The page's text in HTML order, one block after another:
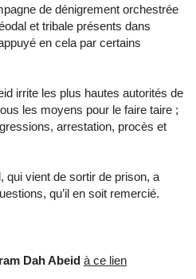
de dénigrement orchestrée
et tribale présents dans
en cela par certains
irrite les plus hautes autorités de
les moyens pour le faire taire ;
arrestation, procès et
qui vient de sortir de prison, a
qu’il en soit remercié.
Dah Abeid à ce lien